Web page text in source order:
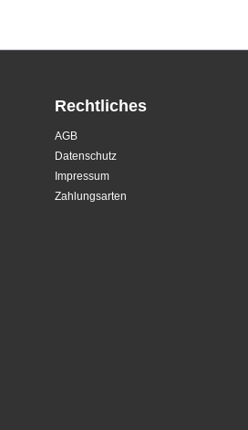
Rechtliches
AGB
Datenschutz
Impressum
Zahlungsarten